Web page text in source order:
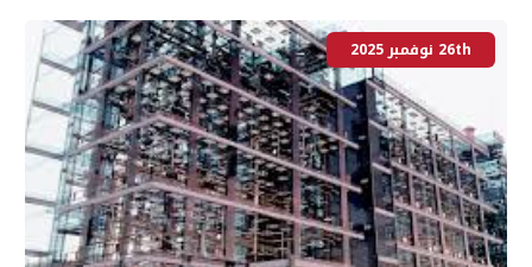
26th نوفمبر 2025